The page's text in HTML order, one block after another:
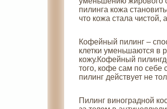
пилинга кожа
что кожа стала
Кофейный пилинг –
клетки уменьшаются в
кожу.Кофейный
того, кофе сам по
пилинг действует не
Пилинг виноградной